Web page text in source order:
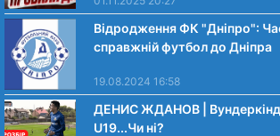
Відродження ФК "Дніпро":
справжній футбол до Дніпра
19.08.2024 16:58
ДЕНИС ЖДАНОВ | Вундеркінд
U19...Чи нi?